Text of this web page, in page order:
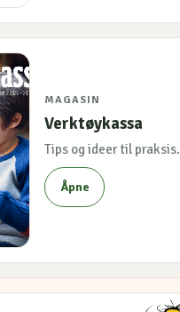
MAGASIN
Verktøykassa
Tips og ideer til praksis.
Åpne